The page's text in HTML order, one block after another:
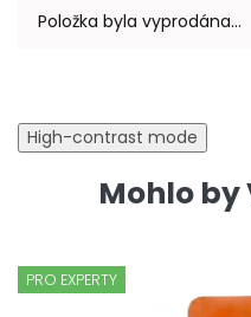
Položka byla vyprodána…
High-contrast mode
Mohlo
PRO EXPERTY